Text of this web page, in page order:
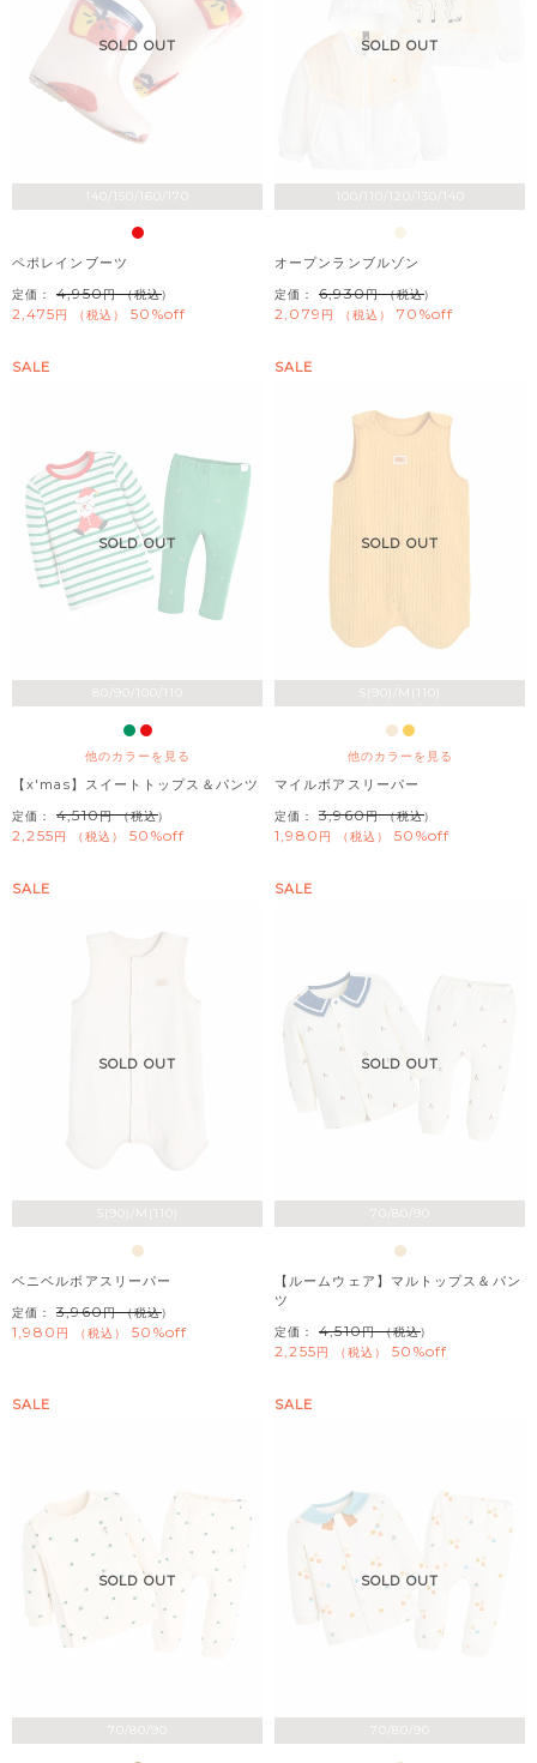
140/150/160/170
SOLD OUT
ペポレインブーツ
定価： 4,950 （税込）
2,475 税込 50%off
100/110/120/130/140
SOLD OUT
オープンランブルゾン
定価： 6,930 （税込）
2,079 税込 70%off
80/90/100/110
他のカラーを見る
SOLD OUT
SALE
【x'mas】スイートトップス＆パンツ
定価： 4,510 （税込）
2,255 税込 50%off
S(90)/M(110)
他のカラーを見る
SOLD OUT
SALE
マイルボアスリーパー
定価： 3,960 （税込）
1,980 税込 50%off
S(90)/M(110)
SOLD OUT
SALE
ベニベルボアスリーパー
定価： 3,960 （税込）
1,980 税込 50%off
70/80/90
SOLD OUT
SALE
【ルームウェア】マルトップス＆パン
ツ
定価： 4,510 （税込）
2,255 税込 50%off
70/80/90
SOLD OUT
SALE
70/80/90
SOLD OUT
SALE